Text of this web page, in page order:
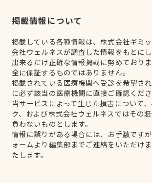
掲載情報について
掲載している各種情報は、株式会社ギミ
会社ウェルネスが調査した情報をもとにし
出来るだけ正確な情報掲載に努めており
全に保証するものではありません。
掲載されている医療機関へ受診を希望さ
に必ず該当の医療機関に直接ご確認くださ
当サービスによって生じた損害について
ク、および株式会社ウェルネスではその
負わないものとします。
情報に誤りがある場合には、お手数です
ォームより編集部までご連絡をいただけ
たします。